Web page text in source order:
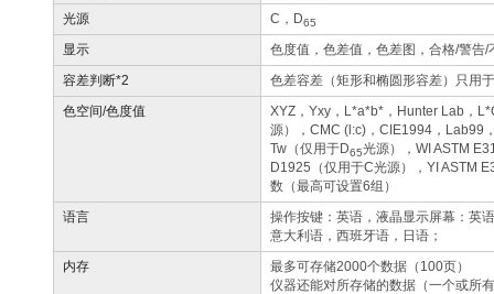
光源
C，D65
显示
色度值，色差值，色差图，合格/警告/
容差判断*2
色差容差（矩形和椭圆形容差）只用
色空间/色度值
XYZ，Yxy，L*a*b*，Hunter Lab，
源），CMC (l:c)，CIE1994，Lab99
Tw（仅用于D65光源），WI ASTM
D1925（仅用于C光源），YI ASTM
数（最高可设置6组）
语言
操作按键：英语，液晶显示屏幕：英
意大利语，西班牙语，日语；
内存
最多可存储2000个数据（100页）
仪器还能对所存储的数据（一个或所